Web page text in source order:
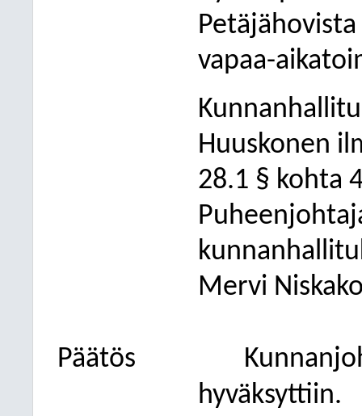
vapaa-
Huuskonen
28.1 § kohta
Mervi
Päätös
hyväksyttiin.